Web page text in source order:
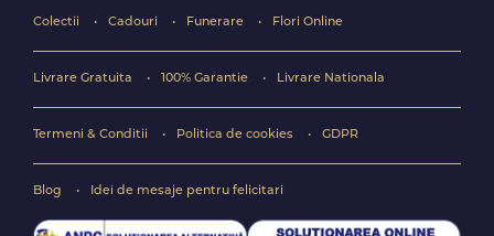
Colectii Cadouri Funerare Flori Online
Livrare Gratuita 100% Garantie Livrare Nationala
Termeni & Conditii Politica de cookies GDPR
Blog Idei de mesaje pentru felicitari